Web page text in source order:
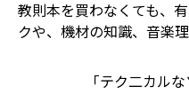
教則本を買わなくても、
クや、機材の知識、音楽
「テク二カル